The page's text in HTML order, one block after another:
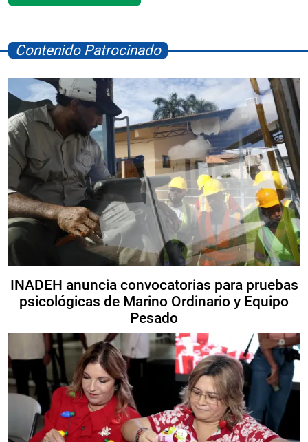
Contenido Patrocinado
INADEH anuncia convocatorias para pruebas
psicológicas de Marino Ordinario y Equipo
Pesado